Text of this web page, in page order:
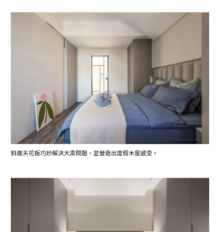
斜面天花板巧妙解決大梁問題，並營造出度假木屋感受。